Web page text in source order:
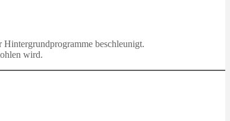
Hintergrundprogramme beschleunigt.
wird.